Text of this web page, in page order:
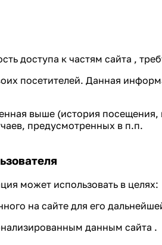
доступа к частям сайта ,
посетителей. Данная
выше (история
предусмотренных в п.п.
может использовать в целях:
на сайте для его
данным сайта .